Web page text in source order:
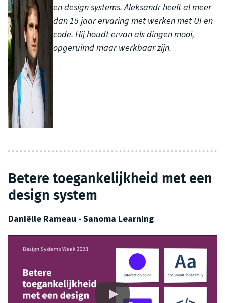
en design systems. Aleksandr heeft al meer
dan 15 jaar ervaring met werken met UI en
code. Hij houdt ervan als dingen mooi,
opgeruimd maar werkbaar zijn.
Betere toegankelijkheid met een
design system
Daniëlle Rameau - Sanoma Learning